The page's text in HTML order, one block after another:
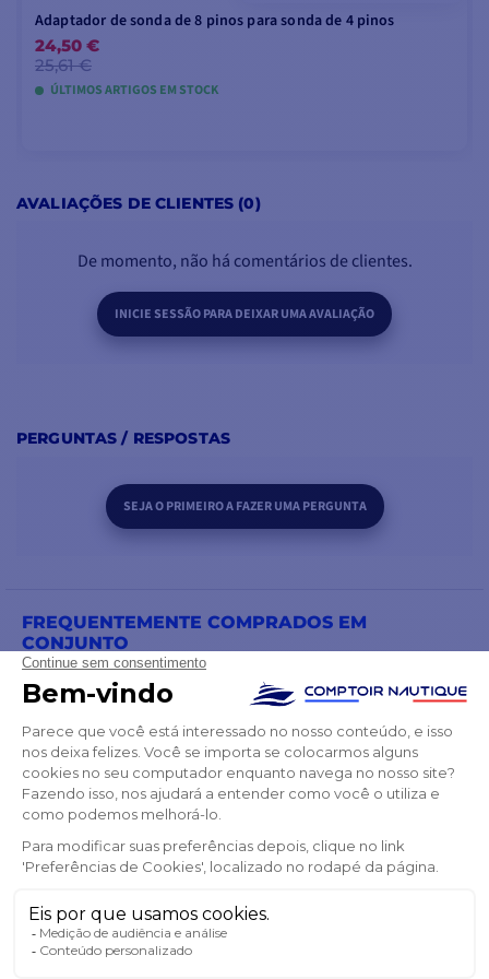
Adaptador de sonda de 8 pinos para sonda de 4 pinos
24,50 €
25,61 €
ÚLTIMOS ARTIGOS EM STOCK
AVALIAÇÕES DE CLIENTES (0)
De momento, não há comentários de clientes.
INICIE SESSÃO PARA DEIXAR UMA AVALIAÇÃO
PERGUNTAS / RESPOSTAS
SEJA O PRIMEIRO A FAZER UMA PERGUNTA
FREQUENTEMENTE COMPRADOS EM
CONJUNTO
PRODUTOS DA MESMA CATEGORIA
PRODUTOS DA MESMA MARCA
TAMBÉM PODE GOSTAR